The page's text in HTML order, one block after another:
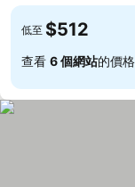
低至 $512
查看 6 個網站的價格